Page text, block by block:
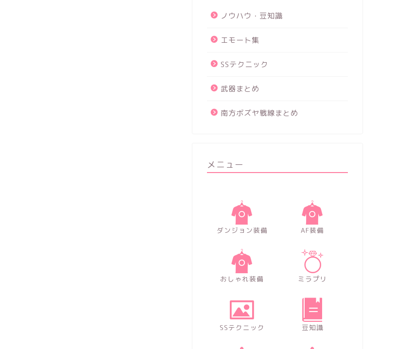
ノウハウ・豆知識
エモート集
SSテクニック
武器まとめ
南方ボズヤ戦線まとめ
メニュー
ダンジョン装備 AF装備
おしゃれ装備 ミラプリ
SSテクニック 豆知識